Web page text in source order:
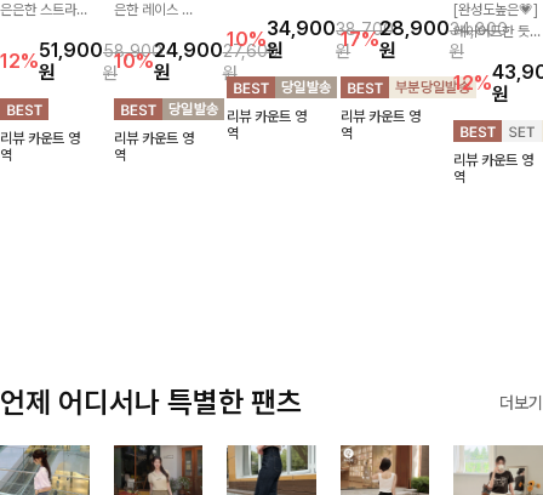
은은한 스트라이
져 심플한 코디
에도 세련된 포
인트를 더해드리
며 깔끔한 스트
라이프 디테일로
유행 없이 오래
12%51,900
원
58,900
원
리뷰 카운트 영
역
은한 레이스 자
으로 사랑스러운
감성 가득 담았
으며 나시 세트
구성으로 이너
걱정없이 손쉽게
코디 가능한 블
10%24,900
원
27,600
원
리뷰 카운트 영
역
있게 입어지는
블라우스🖤 브
이넥 카라 디자
인에 여유로운
소매핏 더해져
여리하면서도 시
10%34,900
원
38,700
원
리뷰 카운트 영
역
엠보 텍스처가
돋보이는 블라우
스- 여유로운 실
루엣과 물결 짜
임 소매 디테일
이 더해져 편안
17%28,900
원
34,800
원
리뷰 카운트 영
역
[완성도높은💗]
레이어드한 듯
자연스러운 나시
와 버튼 원피스
가 함께 구성된
세트 아이템입니
다. 코디 고민 없
이 한 벌만으로
도 내추럴하면서
12%원
리뷰 카운트 영
역
언제 어디서나 특별한 팬츠 더보기